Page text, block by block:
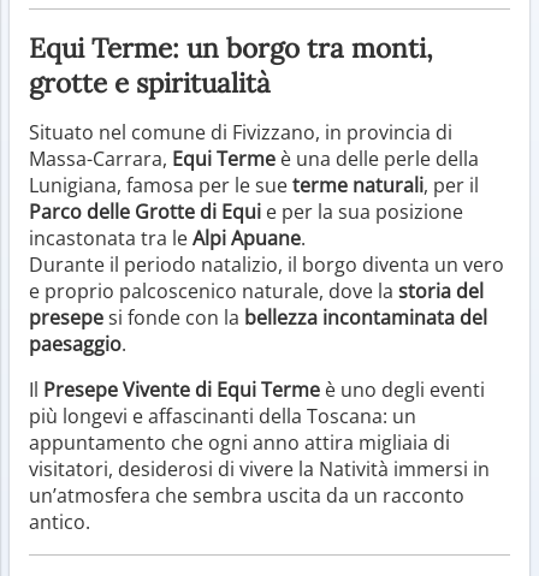
Equi Terme: un borgo tra monti,
grotte e spiritualità
Situato nel comune di Fivizzano, in provincia di
Massa-Carrara, Equi Terme è una delle perle della
Lunigiana, famosa per le sueterme naturali, per il
Parco delle Grotte di Equi e per la sua posizione
incastonata tra leAlpi Apuane.
Durante il periodo natalizio, il borgo diventa un vero
e proprio palcoscenico naturale, dove la storia del
presepesi fonde con la bellezza incontaminata del
paesaggio.
Il Presepe Vivente di Equi Terme è uno degli eventi
più longevi e affascinanti della Toscana: un
appuntamento che ogni anno attira migliaia di
visitatori, desiderosi di vivere la Natività immersi in
un’atmosfera che sembra uscita da un racconto
antico.